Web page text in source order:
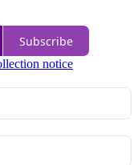
Subscribe
notice